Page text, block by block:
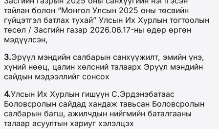
тайлан болон “Монгол Улсын 2025 оны төсвийн
гүйцэтгэл батлах тухай” Улсын Их Хурлын тогтоолын
төсөл / Засгийн газар 2026.06.17-ны өдөр өргөн
мэдүүлсэн,
3.Эрүүл мэндийн салбарын санхүүжилт, эмийн үнэ,
хүний нөөц, цалин хөлсний талаарх Эрүүл мэндийн
сайдын мэдээллийг сонсох
4.Улсын Их Хурлын гишүүн С.Эрдэнэбатаас
Боловсролын сайдад хандаж тавьсан Боловсролын
салбарын багш, ажилчдын нийгмийн баталгааны
талаар асуултын хариуг хэлэлцэх